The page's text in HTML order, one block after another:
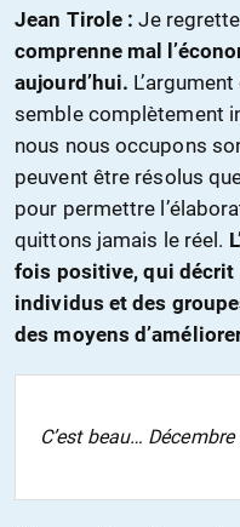
Jean Tirole : Je
comprenne mal
aujourd’hui.
semble complètement
nous nous occupons
peuvent être résolus
pour permettre
quittons jamais le réel.
fois positive, qui décrit
individus et des
des moyens
C’est beau…